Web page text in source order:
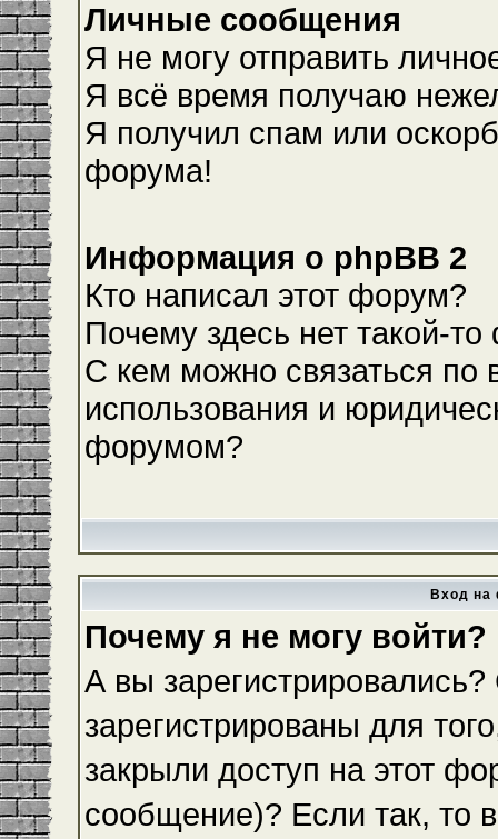
Личные сообщения
Я не могу отправить
Я всё время получаю
Я получил спам или
форума!
Информация о phpBB 2
Кто написал этот форум?
Почему здесь нет такой-
С кем можно связаться по
использования и
форумом?
Вход на
Почему я не могу войти?
А вы
зарегистрированы для
закрыли доступ на этот
сообщение)? Если так, то